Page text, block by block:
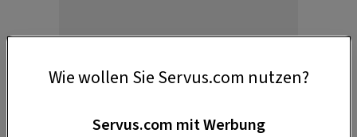
Anzeige
Wie wollen Sie Servus.com nutzen?
Servus.com mit Werbung